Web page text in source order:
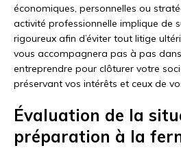
économiques, personnelles ou
activité professionnelle implique de
rigoureux afin d’éviter tout litige
vous accompagnera pas à pas
entreprendre pour clôturer votre
préservant vos intérêts et ceux de
Évaluation de la
préparation à la